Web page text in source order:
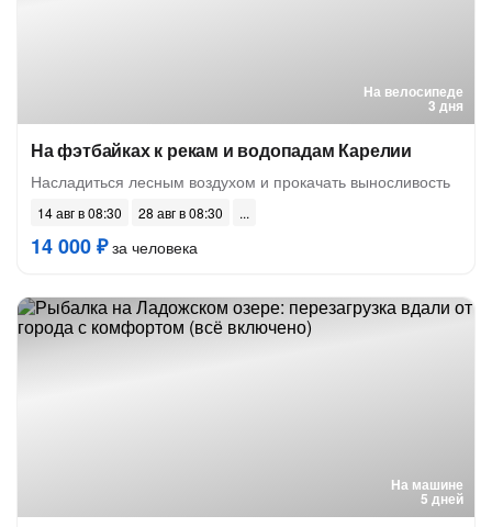
На велосипеде
3 дня
На фэтбайках к рекам и водопадам Карелии
Насладиться лесным воздухом и прокачать выносливость
14 авг в 08:30 28 авг в 08:30
14 000 ₽за человека
На машине
5 дней